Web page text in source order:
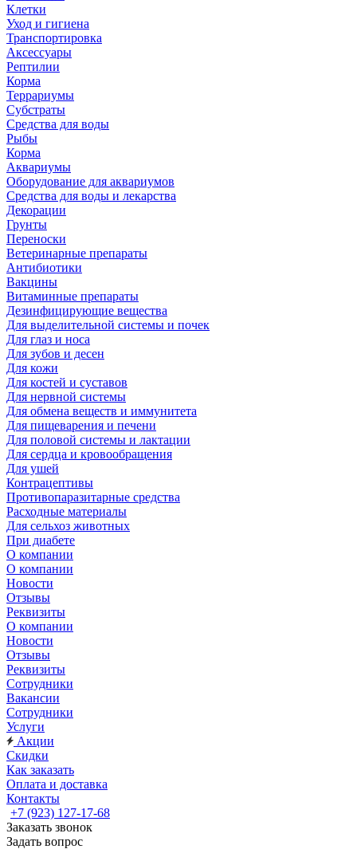
Клетки
Уход и гигиена
Транспортировка
Аксессуары
Рептилии
Корма
Террариумы
Субстраты
Средства для воды
Рыбы
Корма
Аквариумы
Оборудование для аквариумов
Средства для воды и лекарства
Декорации
Грунты
Переноски
Ветеринарные препараты
Антибиотики
Вакцины
Витаминные препараты
Дезинфицирующие вещества
Для выделительной системы и почек
Для глаз и носа
Для зубов и десен
Для кожи
Для костей и суставов
Для нервной системы
Для обмена веществ и иммунитета
Для пищеварения и печени
Для половой системы и лактации
Для сердца и кровообращения
Для ушей
Контрацептивы
Противопаразитарные средства
Расходные материалы
Для сельхоз животных
При диабете
О компании
О компании
Новости
Отзывы
Реквизиты
О компании
Новости
Отзывы
Реквизиты
Сотрудники
Вакансии
Сотрудники
Услуги
Акции
Скидки
Как заказать
Оплата и доставка
Контакты
+7 (923) 127-17-68
Заказать звонок
Задать вопрос